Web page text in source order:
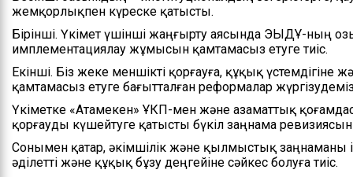
жемқорлықпен күреске қатысты.
Бірінші. Үкімет үшінші жаңғырту аясында ЭЫДҰ-ның
имплементациялау жұмысын қамтамасыз етуге тиіс.
Екінші. Біз жеке меншікті қорғауға, құқық үстемдігіне
қамтамасыз етуге бағытталған реформалар
Үкіметке «Атамекен» ҰКП-мен және азаматтық
қорғауды күшейтуге қатысты бүкіл заңнама
Сонымен қатар, әкімшілік және қылмыстық заңнаманы
әділетті және құқық бұзу деңгейіне сәйкес болуға тиіс.